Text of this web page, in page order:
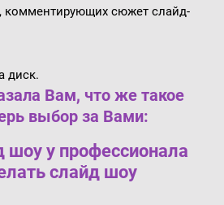
комментирующих сюжет слайд-
диск.
Вам, что же такое
выбор за Вами:
шоу у профессионала
слайд шоу